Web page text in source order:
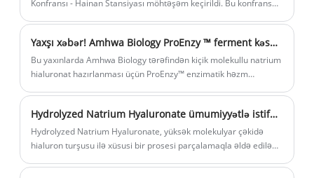
Konfransı - Hainan Stansiyası möhtəşəm keçirildi. Bu konfrans
keyfiyyətli upstream brend partiyaları, əla həkimlər və institutlar
kimi sənaye elit nümayəndələrini bir araya topladı. Amhwa
Biology direktoru və markanın şahidi Zhao Yanhui xüsusi qonaq
Yaxşı xəbər! Amhwa Biology ProEnzy ™ ferment kəsmə texnologiyası milli ixtira patentini aldı
Bu yaxınlarda Amhwa Biology tərəfindən kiçik molekullu natrium
hialuronat hazırlanması üçün ProEnzy™ enzimatik həzm
Mülkiyyət İdarəsi tərəfindən rəsmi olaraq icazə verilmiş və
ölkəmizdə bioloji mühəndislik texnologiyası sahəsində bir
irəliləyiş olan Çin İxtira patentinin sertifikatı verilmişdir.
Hydrolyzed Natrium Hyaluronate ümumiyyətlə istifadə olunur?
Hydrolyzed Natrium Hyaluronate, yüksək molekulyar çəkidə
hialuron turşusu ilə xüsusi bir prosesi parçalamaqla əldə edilən